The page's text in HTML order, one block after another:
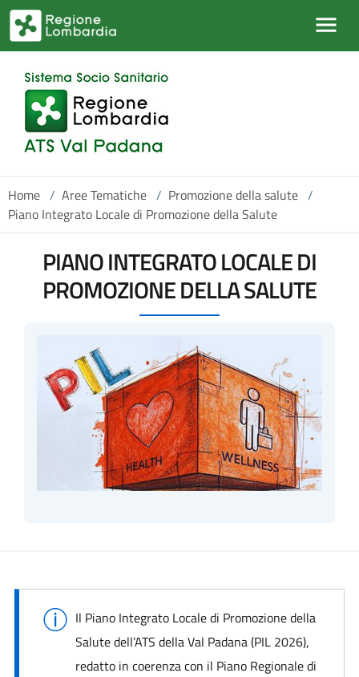
Salta al contenuto principale
Home / Aree Tematiche / Promozione della salute /
Piano Integrato Locale di Promozione della Salute
PIANO INTEGRATO LOCALE DI
PROMOZIONE DELLA SALUTE
Il Piano Integrato Locale di Promozione della
Salute dell’ATS della Val Padana (PIL 2026),
redatto in coerenza con il Piano Regionale di